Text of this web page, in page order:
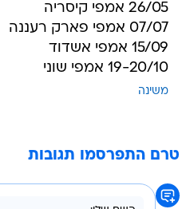
26/05 אמפי קיסריה
07/07 אמפי פארק רעננה
15/09 אמפי אשדוד
19-20/10 אמפי שוני
משינה
טרם התפרסמו תגובות